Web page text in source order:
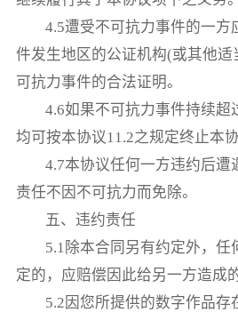
4.5遭受不可抗力事件的一方
件发生地区的公证机构(或其他
可抗力事件的合法证明。
4.6如果不可抗力事件持续超
均可按本协议11.2之规定终止本协
4.7本协议任何一方违约后遭
责任不因不可抗力而免除。
五、违约责任
5.1除本合同另有约定外，任
定的，应赔偿因此给另一方造成
5.2因您所提供的数字作品存